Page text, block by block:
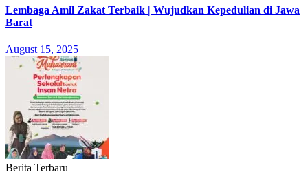
Lembaga Amil Zakat Terbaik | Wujudkan Kepedulian di Jawa
Barat
August 15, 2025
Berita Terbaru